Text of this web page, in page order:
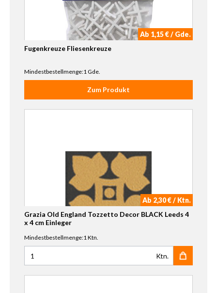
Ab 1,15 € / Gde.
Fugenkreuze Fliesenkreuze
Mindestbestellmenge:1 Gde.
Zum Produkt
Ab 2,30 € / Ktn.
Grazia Old England Tozzetto Decor BLACK Leeds 4
x 4 cm Einleger
Mindestbestellmenge:1 Ktn.
Anzahl für Grazia Old England Tozzetto Decor BLACK
Ktn.